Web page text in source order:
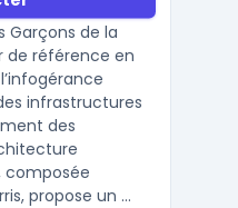
formations
Garçons de la
de référence en
infrastructures
des
composée
propose un ...